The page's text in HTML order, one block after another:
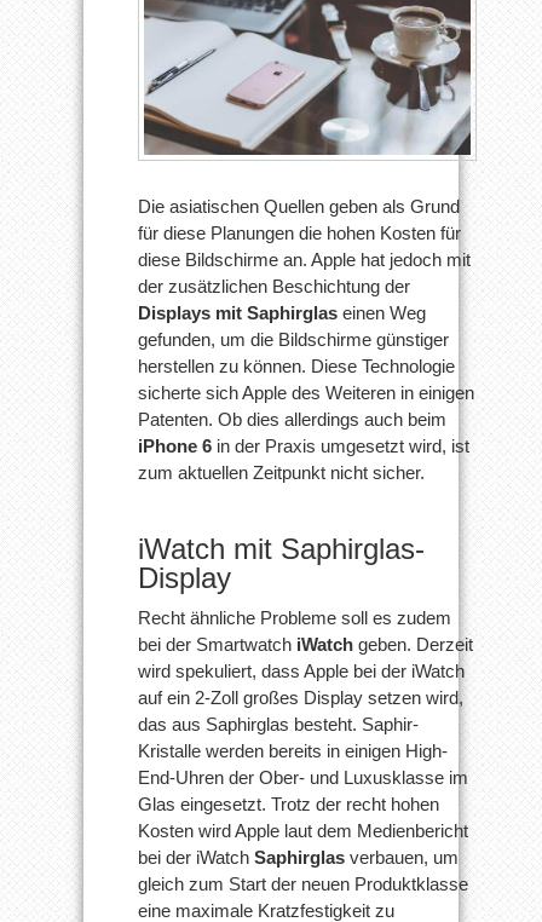
Die asiatischen Quellen geben als Grund
für diese Planungen die hohen Kosten für
diese Bildschirme an. Apple hat jedoch mit
der zusätzlichen Beschichtung der
Displays mit Saphirglas einen Weg
gefunden, um die Bildschirme günstiger
herstellen zu können. Diese Technologie
sicherte sich Apple des Weiteren in einigen
Patenten. Ob dies allerdings auch beim
iPhone 6 in der Praxis umgesetzt wird, ist
zum aktuellen Zeitpunkt nicht sicher.
iWatch mit Saphirglas-
Display
Recht ähnliche Probleme soll es zudem
bei der Smartwatch iWatch geben. Derzeit
wird spekuliert, dass Apple bei der iWatch
auf ein 2-Zoll großes Display setzen wird,
das aus Saphirglas besteht. Saphir-
Kristalle werden bereits in einigen High-
End-Uhren der Ober- und Luxusklasse im
Glas eingesetzt. Trotz der recht hohen
Kosten wird Apple laut dem Medienbericht
bei der iWatch Saphirglas verbauen, um
gleich zum Start der neuen Produktklasse
eine maximale Kratzfestigkeit zu